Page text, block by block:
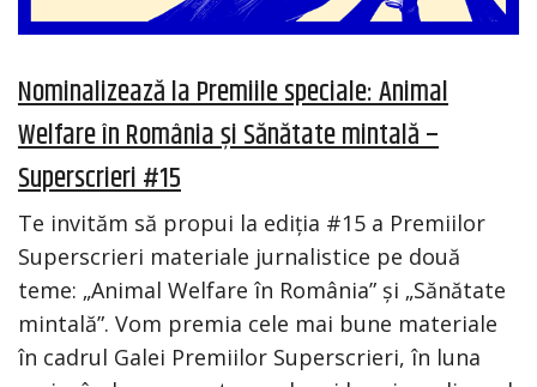
Nominalizează la Premiile speciale: Animal
Welfare în România și Sănătate mintală –
Superscrieri #15
Te invităm să propui la ediția #15 a Premiilor
Superscrieri materiale jurnalistice pe două
teme: „Animal Welfare în România” și „Sănătate
mintală”. Vom premia cele mai bune materiale
în cadrul Galei Premiilor Superscrieri, în luna